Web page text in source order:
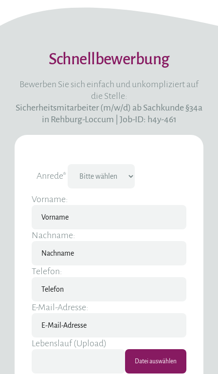
Schnellbewerbung
Bewerben Sie sich einfach und unkompliziert auf
die Stelle:
Sicherheitsmitarbeiter (m/w/d) ab Sachkunde §34a
in Rehburg-Loccum
Job-ID: h4y-461
Anrede*
Vorname:
Nachname:
Telefon:
E-Mail-Adresse:
Lebenslauf (Upload)